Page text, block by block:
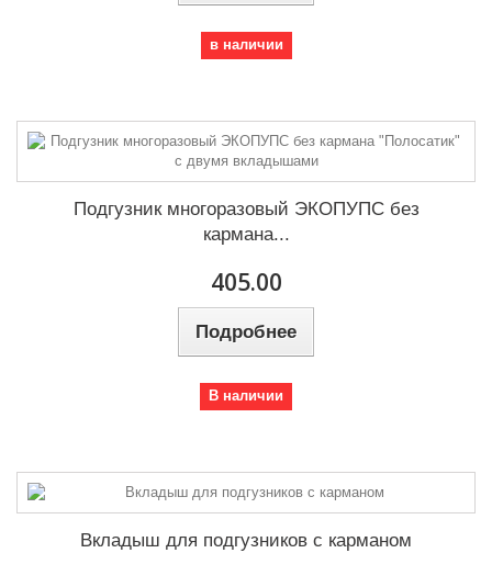
в наличии
Подгузник многоразовый ЭКОПУПС без
кармана...
405.00
Подробнее
В наличии
Вкладыш для подгузников с карманом